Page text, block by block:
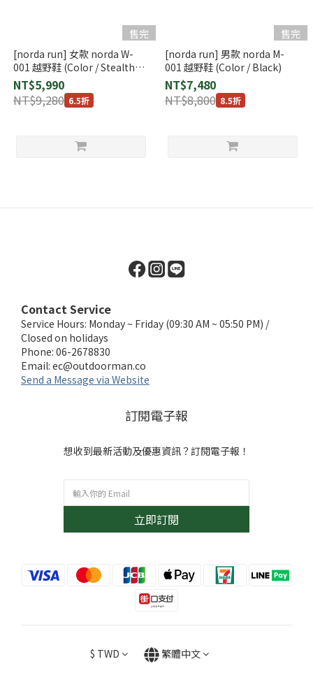
售完
[norda run] 女款 norda W-
001 越野鞋 (Color / Stealth
Black)
NT$5,990
NT$9,280 6.5折
售完
[norda run] 男款 norda M-
001 越野鞋 (Color / Black)
NT$7,480
NT$8,800 8.5折
Contact Service
Service Hours: Monday ~ Friday (09:30 AM ~ 05:50 PM) /
Closed on holidays
Phone: 06-2678830
Email: ec@outdoorman.co
Send a Message via Website
訂閱電子報
想收到最新活動及優惠資訊？訂閱電子報！
立即訂閱
$ TWD 繁體中文